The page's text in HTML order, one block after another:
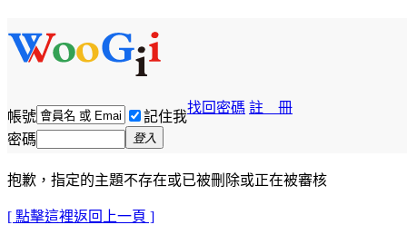
帳號 記住我
找回密碼 註 冊
密碼 登入
抱歉，指定的主題不存在或已被刪除或正在被審核
[ 點擊這裡返回上一頁 ]